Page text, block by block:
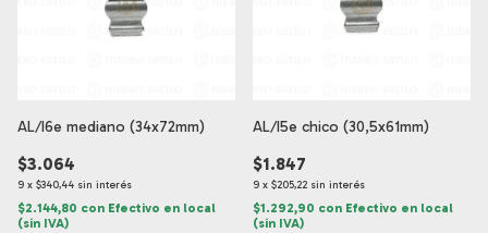
AL/I6e mediano (34x72mm)
$3.064
9 x $340,44 sin interés
$2.144,80 con Efectivo en local
(sin IVA)
AL/I5e chico (30,5x61mm)
$1.847
9 x $205,22 sin interés
$1.292,90 con Efectivo en local
(sin IVA)